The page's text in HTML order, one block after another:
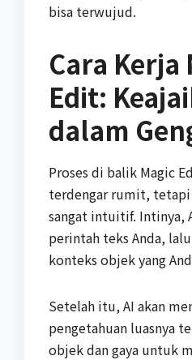
bisa terwujud.
Cara Kerja
Edit:
dalam
Proses di balik Magic
terdengar rumit, tetapi
sangat intuitif. Intinya,
perintah teks Anda,
konteks objek yang
Setelah itu, AI akan
pengetahuan luasnya
objek dan gaya untuk